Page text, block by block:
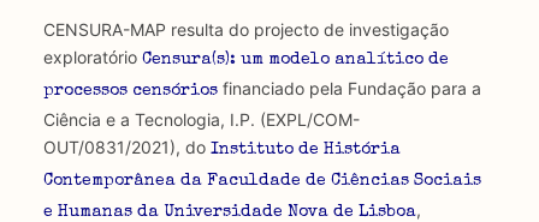
CENSURA-MAP resulta do projecto de investigação
exploratório Censura(s): um modelo analítico de
processos censóriosfinanciado pela Fundação para a
Ciência e a Tecnologia, I.P. (EXPL/COM-
OUT/0831/2021), do Instituto de História
Contemporânea da Faculdade de Ciências Sociais
e Humanas da Universidade Nova de Lisboa,